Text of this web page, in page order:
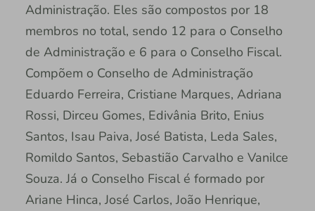
Administração. Eles são compostos por 18
membros no total, sendo 12 para o Conselho
de Administração e 6 para o Conselho Fiscal.
Compõem o Conselho de Administração
Eduardo Ferreira, Cristiane Marques, Adriana
Rossi, Dirceu Gomes, Edivânia Brito, Enius
Santos, Isau Paiva, José Batista, Leda Sales,
Romildo Santos, Sebastião Carvalho e Vanilce
Souza. Já o Conselho Fiscal é formado por
Ariane Hinca, José Carlos, João Henrique,